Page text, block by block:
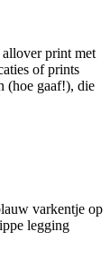
print met
of prints
(hoe gaaf!), die
varkentje op
legging